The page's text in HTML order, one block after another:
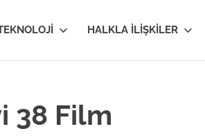
HALKLA İLIŞKILER
38 Film